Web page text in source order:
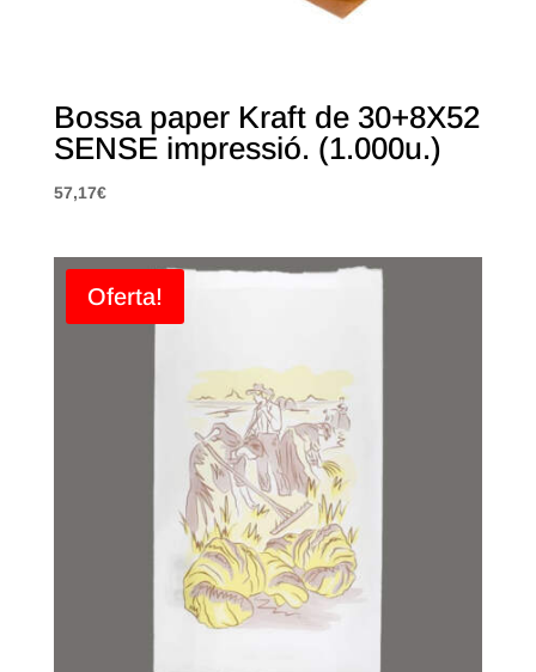
Bossa paper Kraft de 30+8X52
SENSE impressió. (1.000u.)
57,17€
Oferta!